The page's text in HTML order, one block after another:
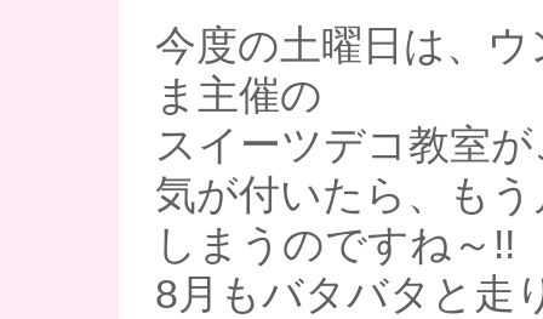
今度の土曜日は、
ま主催の
スイーツデコ教室
気が付いたら、も
しまうのですね～!!
8月もバタバタと走